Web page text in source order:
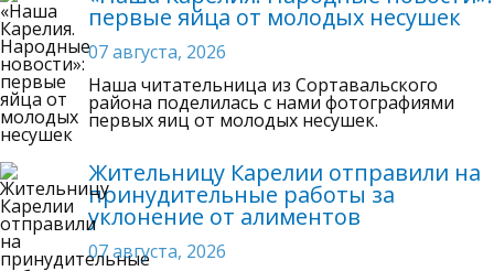
первые яйца от молодых несушек
07 августа, 2026
Наша читательница из Сортавальского
района поделилась с нами фотографиями
первых яиц от молодых несушек.
Жительницу Карелии отправили на
принудительные работы за
уклонение от алиментов
07 августа, 2026